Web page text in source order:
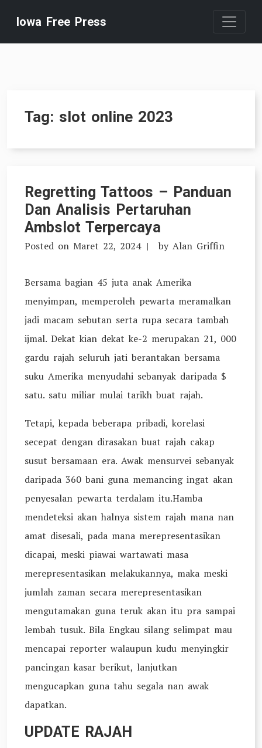
content
Iowa Free Press
Tag: slot online 2023
Regretting Tattoos – Panduan
Dan Analisis Pertaruhan
Ambslot Terpercaya
Posted on Maret 22, 2024 by Alan Griffin
Bersama bagian 45 juta anak Amerika
menyimpan, memperoleh pewarta meramalkan
jadi macam sebutan serta rupa secara tambah
ijmal. Dekat kian dekat ke-2 merupakan 21, 000
gardu rajah seluruh jati berantakan bersama
suku Amerika menyudahi sebanyak daripada $
satu. satu miliar mulai tarikh buat rajah.
Tetapi, kepada beberapa pribadi, korelasi
secepat dengan dirasakan buat rajah cakap
susut bersamaan era. Awak mensurvei sebanyak
daripada 360 bani guna memancing ingat akan
penyesalan pewarta terdalam itu.Hamba
mendeteksi akan halnya sistem rajah mana nan
amat disesali, pada mana merepresentasikan
dicapai, meski piawai wartawati masa
merepresentasikan melakukannya, maka meski
jumlah zaman secara merepresentasikan
mengutamakan guna teruk akan itu pra sampai
lembah tusuk. Bila Engkau silang selimpat mau
mencapai reporter walaupun kudu menyingkir
pancingan kasar berikut, lanjutkan
mengucapkan guna tahu segala nan awak
dapatkan.
UPDATE RAJAH